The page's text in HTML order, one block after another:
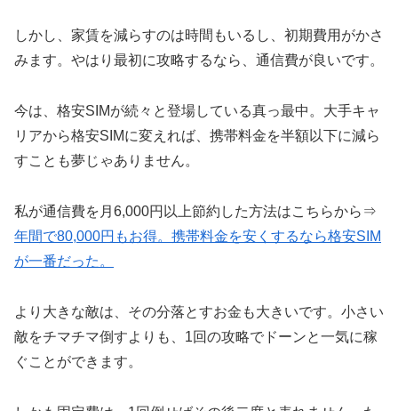
しかし、家賃を減らすのは時間もいるし、初期費用がかさ
みます。やはり最初に攻略するなら、通信費が良いです。
今は、格安SIMが続々と登場している真っ最中。大手キャ
リアから格安SIMに変えれば、携帯料金を半額以下に減ら
すことも夢じゃありません。
私が通信費を月6,000円以上節約した方法はこちらから⇒
年間で80,000円もお得。携帯料金を安くするなら格安SIM
が一番だった。
より大きな敵は、その分落とすお金も大きいです。小さい
敵をチマチマ倒すよりも、1回の攻略でドーンと一気に稼
ぐことができます。